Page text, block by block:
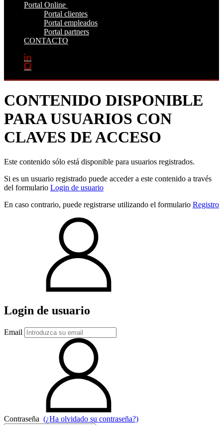
Portal Online
Portal clientes
Portal empleados
Portal partners
CONTACTO
CONTENIDO DISPONIBLE
PARA USUARIOS CON
CLAVES DE ACCESO
Este contenido sólo está disponible para usuarios registrados.
Si es un usuario registrado puede acceder a este contenido a través
del formulario Login de usuario
En caso contrario, puede registrarse utilizando el formulario Registro
Login de usuario
Email
Contraseña (¿Ha olvidado su contraseña?)